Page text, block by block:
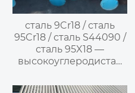
сталь 9Cr18 / сталь
95Cr18 / сталь S44090 /
сталь 95X18 —
высокоуглеродистая
нержавеющая сталь